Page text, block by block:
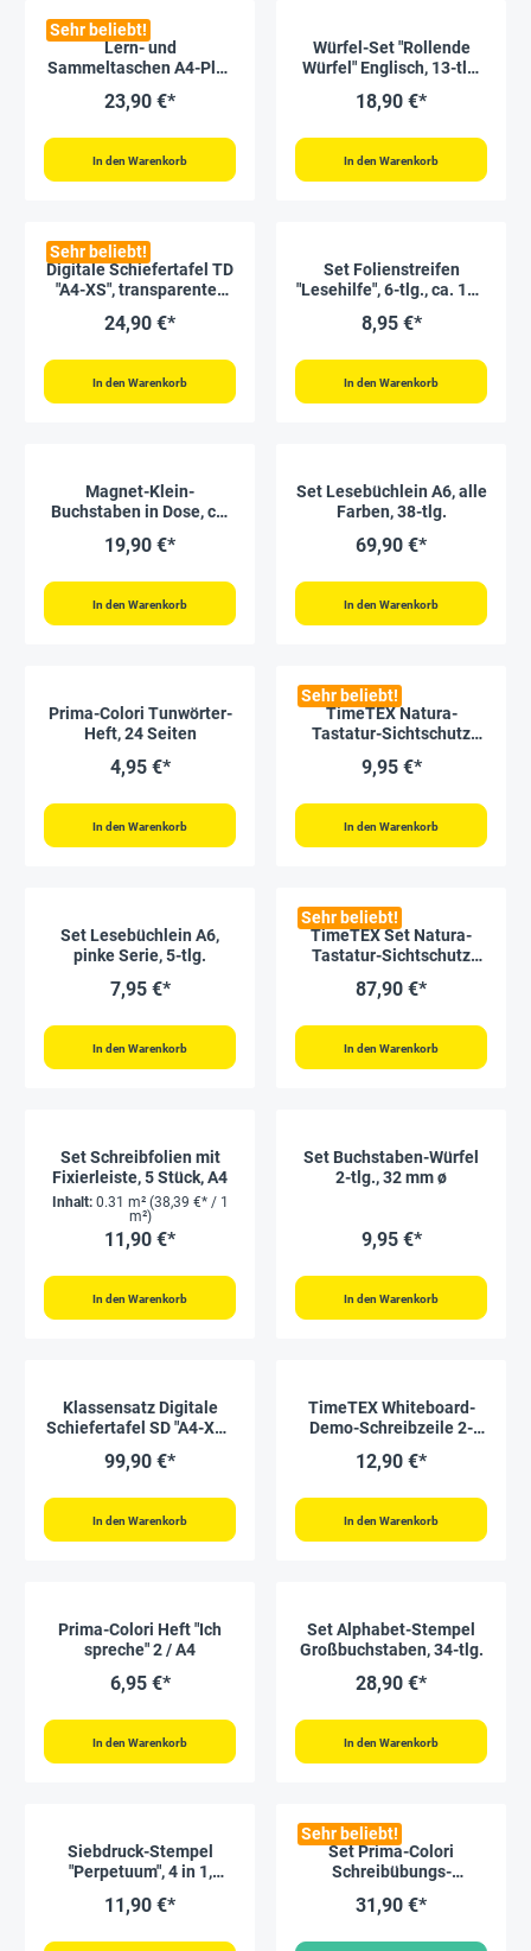
Sehr beliebt!
Lern- und
Sammeltaschen A4-Plus
Farbeinfassung, 10-tlg.
23,90 €*
In den Warenkorb
Würfel-Set "Rollende
Würfel" Englisch, 13-tlg.
18,90 €*
In den Warenkorb
Sehr beliebt!
Digitale Schiefertafel TD
"A4-XS", transparentes
24,90 €*
In den Warenkorb
Set Folienstreifen
"Lesehilfe", 6-tlg., ca. 110
8,95 €*
In den Warenkorb
Magnet-Klein-
Buchstaben in Dose, ca.
19,90 €*
In den Warenkorb
Set Lesebüchlein A6, alle
Farben, 38-tlg.
69,90 €*
In den Warenkorb
Prima-Colori Tunwörter-
Heft, 24 Seiten
4,95 €*
In den Warenkorb
Sehr beliebt!
TimeTEX Natura-
Tastatur-Sichtschutz
9,95 €*
In den Warenkorb
Set Lesebüchlein A6,
pinke Serie, 5-tlg.
7,95 €*
In den Warenkorb
Sehr beliebt!
TimeTEX Set Natura-
Tastatur-Sichtschutz
87,90 €*
In den Warenkorb
Set Schreibfolien mit
Fixierleiste, 5 Stück, A4
Inhalt: 0.31 m² (38,39 €* / 1
m²)
11,90 €*
In den Warenkorb
Set Buchstaben-Würfel
2-tlg., 32 mm ø
9,95 €*
In den Warenkorb
Klassensatz Digitale
Schiefertafel SD "A4-XS",
99,90 €*
In den Warenkorb
TimeTEX Whiteboard-
Demo-Schreibzeile 2-
tlg.
12,90 €*
In den Warenkorb
Prima-Colori Heft "Ich
spreche" 2 / A4
6,95 €*
In den Warenkorb
Set Alphabet-Stempel
Großbuchstaben, 34-tlg.
28,90 €*
In den Warenkorb
Siebdruck-Stempel
"Perpetuum", 4 in 1,
11,90 €*
Sehr beliebt!
Set Prima-Colori
Schreibübungs-
31,90 €*